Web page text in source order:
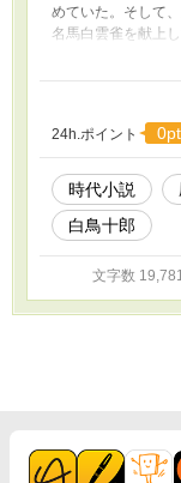
めていた。そして
名馬白雲雀を献上
る。 信長からは
みを持つ者だった
妊する。めでたい
もあり、白鳥にと
24h.ポイント 0pt
時代小説
白鳥十郎
文字数 19,781